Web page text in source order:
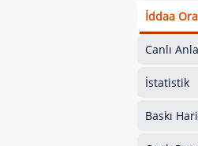
İddaa
Canlı
İstatistik
Baskı